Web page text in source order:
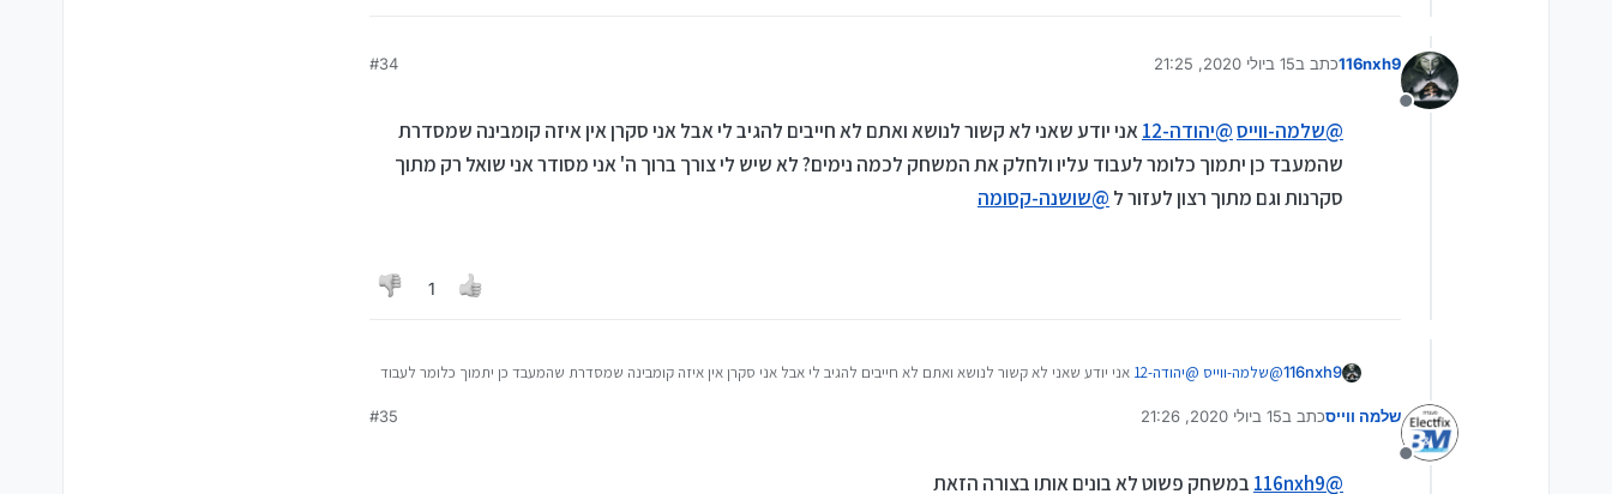
מנותק
116nxh9כתב ב15 ביולי 2020, 21:25
נערך לאחרונה על ידי 116nxh9
#34
@שלמה-ווייס@יהודה-12
אני יודע שאני לא קשור לנושא ואתם לא חייבים להגיב לי אבל אני סקרן אין איזה קומבינה שמסדרת
שהמעבד כן יתמוך כלומר לעבוד עליו ולחלק את המשחק לכמה נימים? לא שיש לי צורך ברוך ה' אני מסודר אני שואל רק מתוך
סקרנות וגם מתוך רצון לעזור ל @שושנה-קסומה
1
116nxh9
@שלמה-ווייס @יהודה-12
אני יודע שאני לא קשור לנושא ואתם לא חייבים להגיב לי אבל אני סקרן אין איזה קומבינה שמסדרת שהמעבד כן יתמוך כלומר לעבוד
מנותק
שלמה ווייסכתב ב15 ביולי 2020, 21:26
נערך לאחרונה על ידי
#35
@
116nxh9 במשחק פשוט לא בונים אותו בצורה הזאת